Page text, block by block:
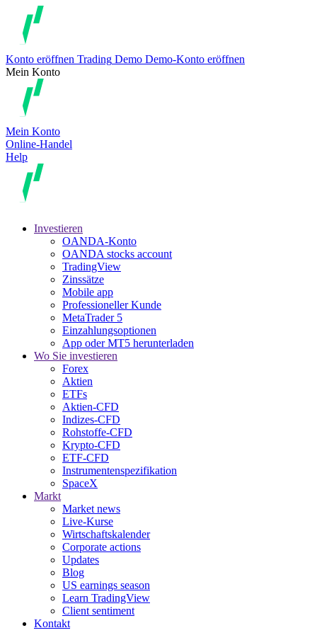
Konto eröffnen Trading Demo Demo-Konto eröffnen
Mein Konto
Mein Konto
Online-Handel
Help
Investieren
OANDA-Konto
OANDA stocks account
TradingView
Zinssätze
Mobile app
Professioneller Kunde
MetaTrader 5
Einzahlungsoptionen
App oder MT5 herunterladen
Wo Sie investieren
Forex
Aktien
ETFs
Aktien-CFD
Indizes-CFD
Rohstoffe-CFD
Krypto-CFD
ETF-CFD
Instrumentenspezifikation
SpaceX
Markt
Market news
Live-Kurse
Wirtschaftskalender
Corporate actions
Updates
Blog
US earnings season
Learn TradingView
Client sentiment
Kontakt